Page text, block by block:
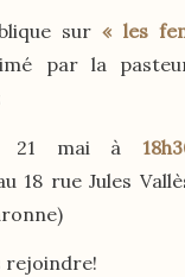
sur« les
par la
21 mai à
18 rue Jules
rejoindre!